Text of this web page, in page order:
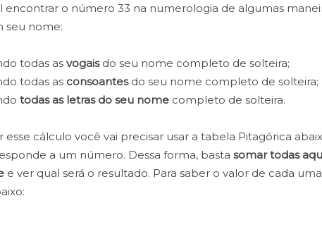
encontrar o número 33 na numerologia de algumas
seu nome:
todas as vogaisdo seu nome completo de solteira;
todas as consoantesdo seu nome completo de solteira;
todas as letras do seu nome completo de solteira.
esse cálculo você vai precisar usar a tabela Pitagórica
a um número. Dessa forma, basta somar todas
e ver qual será o resultado. Para saber o valor de cada